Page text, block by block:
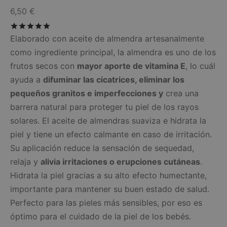
6,50 €
Elaborado con aceite de almendra artesanalmente
como ingrediente principal, la almendra es uno de los
frutos secos con mayor aporte de vitamina E, lo cuál
ayuda a difuminar las cicatrices, eliminar los
pequeños granitos e imperfecciones y crea una
barrera natural para proteger tu piel de los rayos
solares. El aceite de almendras suaviza e hidrata la
piel y tiene un efecto calmante en caso de irritación.
Su aplicación reduce la sensación de sequedad,
relaja y alivia irritaciones o erupciones cutáneas.
Hidrata la piel gracias a su alto efecto humectante,
importante para mantener su buen estado de salud.
Perfecto para las pieles más sensibles, por eso es
óptimo para el cuidado de la piel de los bebés.